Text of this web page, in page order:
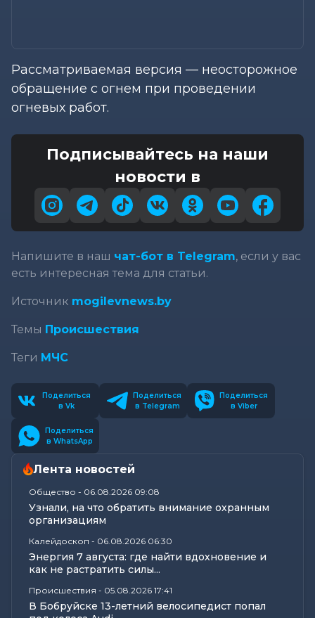
Рассматриваемая версия — неосторожное
обращение с огнем при проведении
огневых работ.
Подписывайтесь на наши
новости в
Напишите в наш чат-бот в Telegram, если у вас
есть интересная тема для статьи.
Источник mogilevnews.by
Темы Происшествия
Теги МЧС
Поделиться
в Vk
Поделиться
в Telegram
Поделиться
в Viber
Поделиться
в WhatsApp
Лента новостей
Общество - 06.08.2026 09:08
Узнали, на что обратить внимание охранным
организациям
Калейдоскоп - 06.08.2026 06:30
Энергия 7 августа: где найти вдохновение и
как не растратить силы...
Происшествия - 05.08.2026 17:41
В Бобруйске 13-летний велосипедист попал